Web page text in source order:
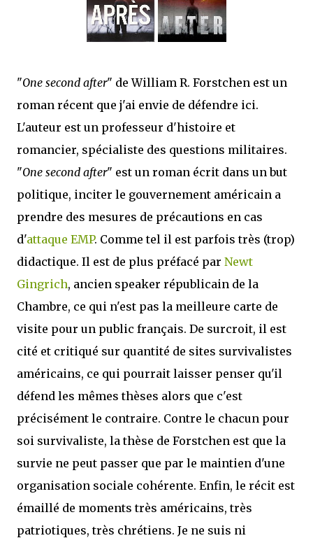
mettre sous tous les yeux. C'est cela...
"One second after" de William R. Forstchen est un
roman récent que j'ai envie de défendre ici.
L'auteur est un professeur d'histoire et
romancier, spécialiste des questions militaires.
"One second after" est un roman écrit dans un but
politique, inciter le gouvernement américain a
prendre des mesures de précautions en cas
d'attaque EMP. Comme tel il est parfois très (trop)
didactique. Il est de plus préfacé par Newt
Gingrich, ancien speaker républicain de la
Chambre, ce qui n'est pas la meilleure carte de
visite pour un public français. De surcroit, il est
cité et critiqué sur quantité de sites survivalistes
américains, ce qui pourrait laisser penser qu'il
défend les mêmes thèses alors que c'est
précisément le contraire. Contre le chacun pour
soi survivaliste, la thèse de Forstchen est que la
survie ne peut passer que par le maintien d'une
organisation sociale cohérente. Enfin, le récit est
émaillé de moments très américains, très
patriotiques, très chrétiens. Je ne suis ni